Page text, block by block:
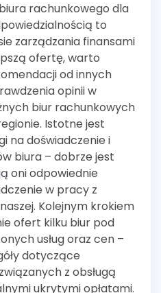
rachunkowego dla
to
zarządzania finansami
ofertę, warto
od innych
opinii w
biur rachunkowych
Istotne jest
na doświadczenie i
biura – dobrze jest
oni odpowiednie
w pracy z
Kolejnym krokiem
ofert kilku biur pod
usług oraz cen –
dotyczące
z obsługą
ukrytymi opłatami.